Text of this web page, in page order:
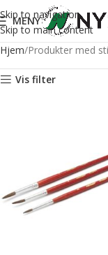
Skip to navigation
Skip to main content
MENY
Hjem Produkter med
Vis filter